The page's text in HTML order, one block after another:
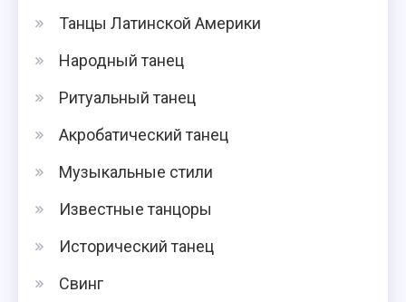
Танцы Латинской Америки
Народный танец
Ритуальный танец
Акробатический танец
Музыкальные стили
Известные танцоры
Исторический танец
Свинг